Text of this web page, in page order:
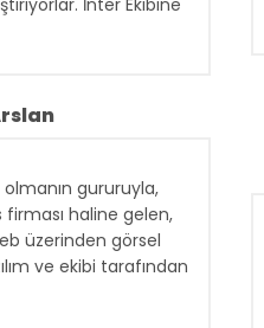
İnter Ekibine
gururuyla,
firması haline gelen,
üzerinden görsel
ve ekibi tarafından